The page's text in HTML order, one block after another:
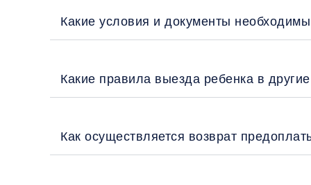
Какие условия и документы
Какие правила выезда ребенка в
Как осуществляется возврат